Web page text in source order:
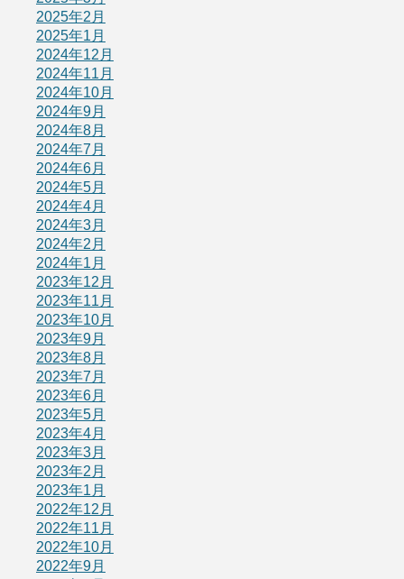
2025年2月
2025年1月
2024年12月
2024年11月
2024年10月
2024年9月
2024年8月
2024年7月
2024年6月
2024年5月
2024年4月
2024年3月
2024年2月
2024年1月
2023年12月
2023年11月
2023年10月
2023年9月
2023年8月
2023年7月
2023年6月
2023年5月
2023年4月
2023年3月
2023年2月
2023年1月
2022年12月
2022年11月
2022年10月
2022年9月